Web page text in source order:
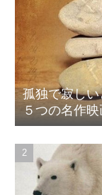
孤独で寂し
５つの名作映